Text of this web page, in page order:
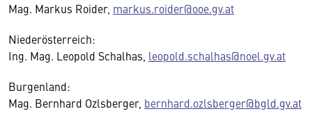
Mag. Markus Roider, markus.roider@ooe.gv.at
Niederösterreich:
Ing. Mag. Leopold Schalhas, leopold.schalhas@noel.gv.at
Burgenland:
Mag. Bernhard Ozlsberger, bernhard.ozlsberger@bgld.gv.at